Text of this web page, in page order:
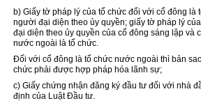
b) Giấy tờ pháp lý của tổ chức đối với cổ đông là
người đại diện theo ủy quyền; giấy tờ pháp lý
đại diện theo ủy quyền của cổ đông sáng lập và
nước ngoài là tổ chức.
Đối với cổ đông là tổ chức nước ngoài thì bản
chức phải được hợp pháp hóa lãnh sự;
c) Giấy chứng nhận đăng ký đầu tư đối với nhà
định của Luật Đầu tư.